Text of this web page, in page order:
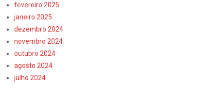
fevereiro 2025
janeiro 2025
dezembro 2024
novembro 2024
outubro 2024
agosto 2024
julho 2024